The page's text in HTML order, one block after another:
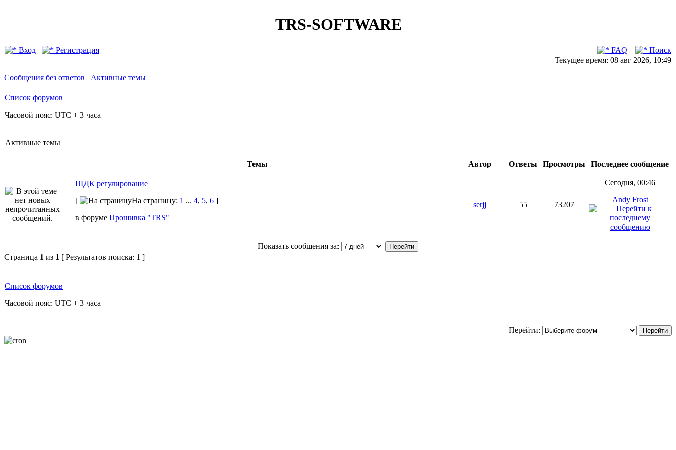
TRS-SOFTWARE
Вход Регистрация FAQ
Поиск
Текущее время: 08 авг 2026, 10:49
Сообщения без ответов | Активные темы
Список форумов
Часовой пояс: UTC + 3 часа
Активные темы
Темы Автор Ответы Просмотры Последнее сообщение
ШДК регулирование
[
На страницу: 1 ... 4, 5, 6 ]
в форуме Прошивка "TRS"
serjj 55 73207
Сегодня, 00:46
Andy Frost
Показать сообщения за:
Страница 1 из 1 [ Результатов поиска: 1 ]
Список форумов
Часовой пояс: UTC + 3 часа
Перейти: